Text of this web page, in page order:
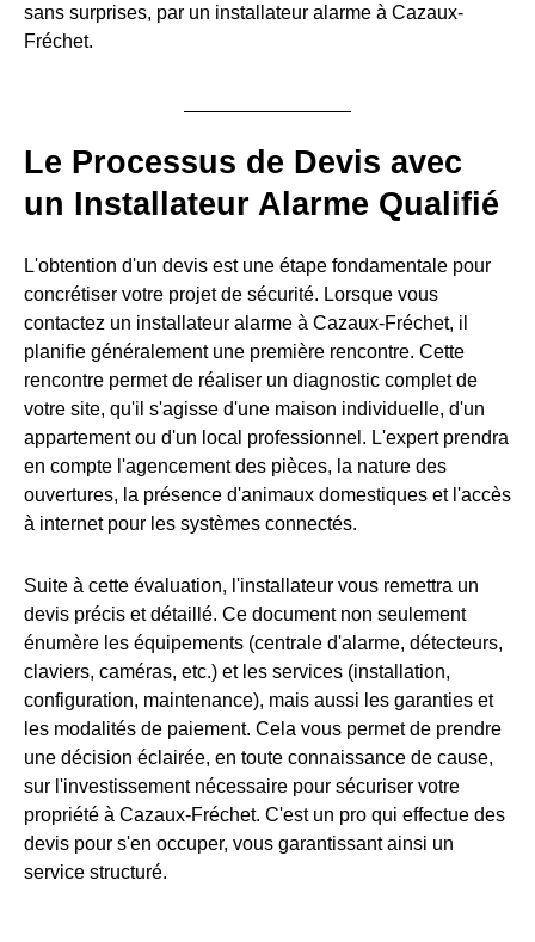
sans surprises, par un installateur alarme à Cazaux-
Fréchet.
Le Processus de Devis avec
un Installateur Alarme Qualifié
L'obtention d'un devis est une étape fondamentale pour
concrétiser votre projet de sécurité. Lorsque vous
contactez un installateur alarme à Cazaux-Fréchet, il
planifie généralement une première rencontre. Cette
rencontre permet de réaliser un diagnostic complet de
votre site, qu'il s'agisse d'une maison individuelle, d'un
appartement ou d'un local professionnel. L'expert prendra
en compte l'agencement des pièces, la nature des
ouvertures, la présence d'animaux domestiques et l'accès
à internet pour les systèmes connectés.
Suite à cette évaluation, l'installateur vous remettra un
devis précis et détaillé. Ce document non seulement
énumère les équipements (centrale d'alarme, détecteurs,
claviers, caméras, etc.) et les services (installation,
configuration, maintenance), mais aussi les garanties et
les modalités de paiement. Cela vous permet de prendre
une décision éclairée, en toute connaissance de cause,
sur l'investissement nécessaire pour sécuriser votre
propriété à Cazaux-Fréchet. C'est un pro qui effectue des
devis pour s'en occuper, vous garantissant ainsi un
service structuré.